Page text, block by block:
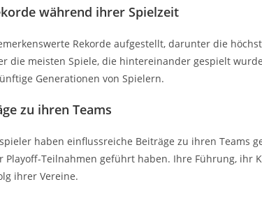
während ihrer Spielzeit
Rekorde aufgestellt, darunter die
die meisten Spiele, die hintereinander gespielt
Generationen von Spielern.
zu ihren Teams
haben einflussreiche Beiträge zu ihren Teams
Playoff-Teilnahmen geführt haben. Ihre Führung, ihr
ihrer Vereine.